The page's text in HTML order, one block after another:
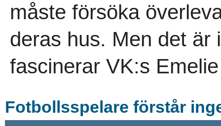
måste försöka
deras hus. Men det är
fascinerar VK:s
Fotbollsspelare förstår